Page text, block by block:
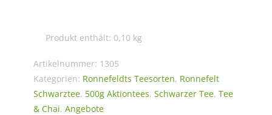
Menge
Produkt enthält: 0,10 kg
Artikelnummer: 1305
Kategorien: Ronnefeldts Teesorten, Ronnefelt
Schwarztee, 500g Aktiontees, Schwarzer Tee, Tee
& Chai, Angebote